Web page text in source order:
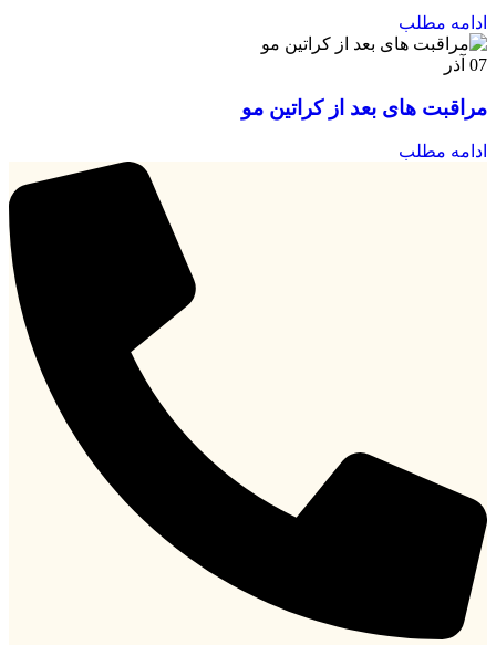
ادامه مطلب
07 آذر
مراقبت های بعد از کراتین مو
ادامه مطلب